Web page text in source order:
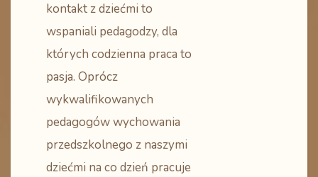
kontakt z dziećmi to
wspaniali pedagodzy, dla
których codzienna praca to
pasja. Oprócz
wykwalifikowanych
pedagogów wychowania
przedszkolnego z naszymi
dziećmi na co dzień pracuje